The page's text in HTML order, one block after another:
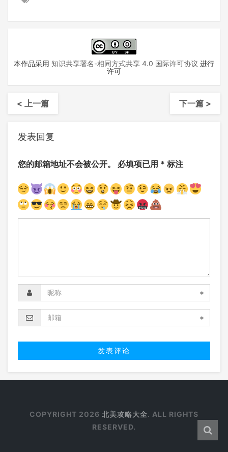
本作品采用 知识共享署名-相同方式共享 4.0 国际许可协议 进行
许可
< 上一篇 下一篇 >
发表回复
您的邮箱地址不会被公开。 必填项已用 * 标注
*
*
COPYRIGHT 2026 北美攻略大全. ALL RIGHTS
RESERVED.